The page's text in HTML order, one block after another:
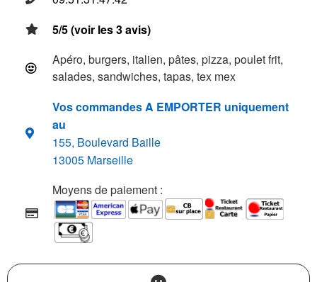
5/5 (voir les 3 avis)
Apéro, burgers, italien, pâtes, pizza, poulet frit,
salades, sandwiches, tapas, tex mex
Vos commandes A EMPORTER uniquement
au
155, Boulevard Baille
13005 Marseille
Moyens de paiement :